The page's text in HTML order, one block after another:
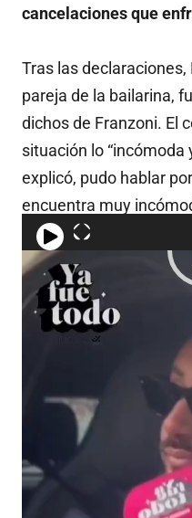
cancelaciones que
Tras las declaraciones,
pareja de la bailarina,
dichos de Franzoni. El
situación lo “incómoda
explicó, pudo hablar
encuentra muy